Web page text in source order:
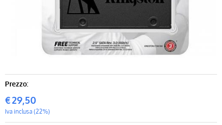
Prezzo:
€29,50
Iva inclusa (22%)